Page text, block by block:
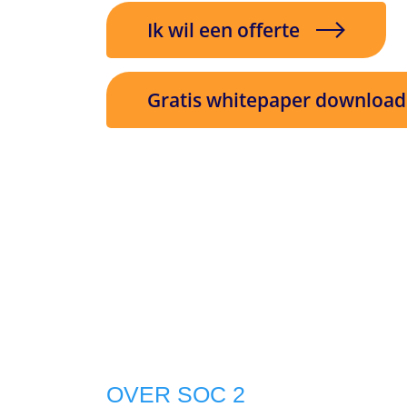
Ik wil een offerte
Gratis whitepaper
OVER SOC 2